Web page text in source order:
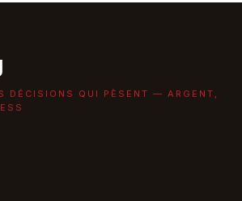
DÉCISIONS QUI PÈSENT — ARGENT,